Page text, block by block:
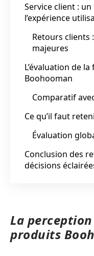
Service client :
l’expérience
Retours clients
majeures
L’évaluation de
Boohooman
Comparatif
Ce qu’il faut
Évaluation
Conclusion des
décisions
La
produits